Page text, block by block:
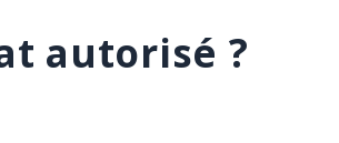
autorisé ?